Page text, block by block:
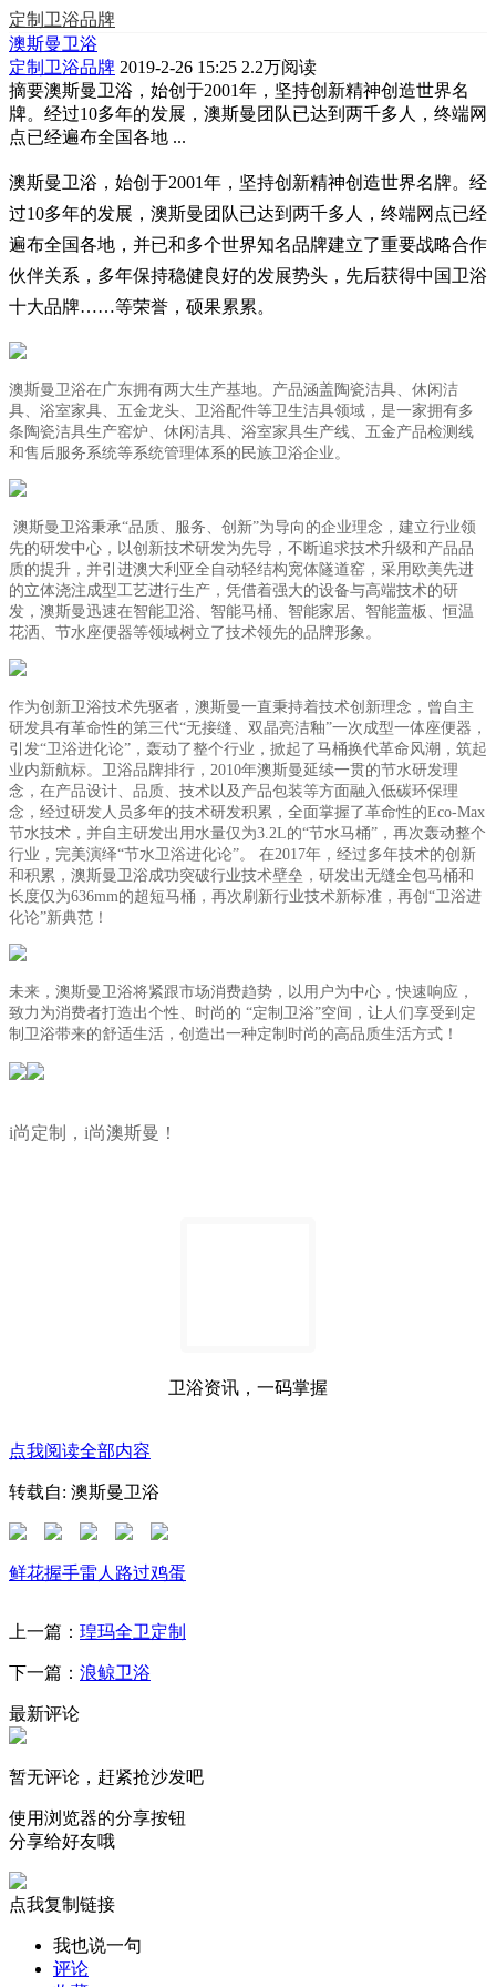
定制卫浴品牌
澳斯曼卫浴
定制卫浴品牌 2019-2-26 15:25 2.2万阅读
摘要澳斯曼卫浴，始创于2001年，坚持创新精神创造世界名
牌。经过10多年的发展，澳斯曼团队已达到两千多人，终端网
点已经遍布全国各地 ...
澳斯曼卫浴，始创于2001年，坚持创新精神创造世界名牌。经
过10多年的发展，澳斯曼团队已达到两千多人，终端网点已经
遍布全国各地，并已和多个世界知名品牌建立了重要战略合作
伙伴关系，多年保持稳健良好的发展势头，先后获得中国卫浴
十大品牌……等荣誉，硕果累累。
澳斯曼卫浴在广东拥有两大生产基地。产品涵盖陶瓷洁具、休闲洁
具、浴室家具、五金龙头、卫浴配件等卫生洁具领域，是一家拥有多
条陶瓷洁具生产窑炉、休闲洁具、浴室家具生产线、五金产品检测线
和售后服务系统等系统管理体系的民族卫浴企业。
澳斯曼卫浴秉承“品质、服务、创新”为导向的企业理念，建立行业领
先的研发中心，以创新技术研发为先导，不断追求技术升级和产品品
质的提升，并引进澳大利亚全自动轻结构宽体隧道窑，采用欧美先进
的立体浇注成型工艺进行生产，凭借着强大的设备与高端技术的研
发，澳斯曼迅速在智能卫浴、智能马桶、智能家居、智能盖板、恒温
花洒、节水座便器等领域树立了技术领先的品牌形象。
作为创新卫浴技术先驱者，澳斯曼一直秉持着技术创新理念，曾自主
研发具有革命性的第三代“无接缝、双晶亮洁釉”一次成型一体座便器，
引发“卫浴进化论”，轰动了整个行业，掀起了马桶换代革命风潮，筑起
业内新航标。 卫浴品牌排行，2010年澳斯曼延续一贯的节水研发理
念，在产品设计、品质、技术以及产品包装等方面融入低碳环保理
念，经过研发人员多年的技术研发积累，全面掌握了革命性的Eco-Max
节水技术，并自主研发出用水量仅为3.2L的“节水马桶”，再次轰动整个
行业，完美演绎“节水卫浴进化论”。 在2017年，经过多年技术的创新
和积累，澳斯曼卫浴成功突破行业技术壁垒，研发出无缝全包马桶和
长度仅为636mm的超短马桶，再次刷新行业技术新标准，再创“卫浴进
化论”新典范！
未来，澳斯曼卫浴将紧跟市场消费趋势，以用户为中心，快速响应，
致力为消费者打造出个性、时尚的 “定制卫浴”空间，让人们享受到定
制卫浴带来的舒适生活，创造出一种定制时尚的高品质生活方式！
i尚定制，i尚澳斯曼！
卫浴资讯，一码掌握
点我阅读全部内容
转载自: 澳斯曼卫浴
鲜花握手雷人 路过鸡蛋
上一篇： 瑝玛全卫定制
下一篇： 浪鲸卫浴
最新评论
暂无评论，赶紧抢沙发吧
使用浏览器的分享按钮
分享给好友哦
点我复制链接
我也说一句
评论